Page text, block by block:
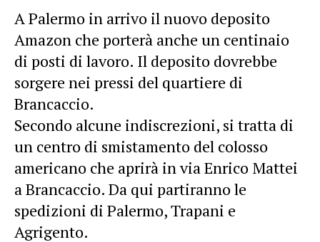
A Palermo in arrivo il nuovo deposito
Amazon che porterà anche un centinaio
di posti di lavoro. Il deposito dovrebbe
sorgere nei pressi del quartiere di
Brancaccio.
Secondo alcune indiscrezioni, si tratta di
un centro di smistamento del colosso
americano che aprirà in via Enrico Mattei
a Brancaccio. Da qui partiranno le
spedizioni di Palermo, Trapani e
Agrigento.